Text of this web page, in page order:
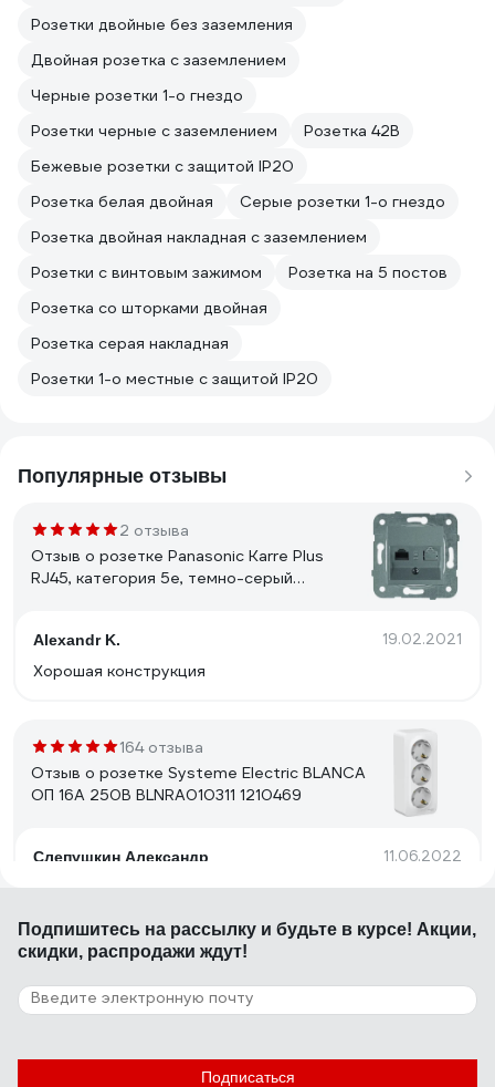
Розетки двойные без заземления
Двойная розетка с заземлением
Черные розетки 1-о гнездо
Розетки черные с заземлением
Розетка 42В
Бежевые розетки с защитой IP20
Розетка белая двойная
Серые розетки 1-о гнездо
Розетка двойная накладная с заземлением
Розетки с винтовым зажимом
Розетка на 5 постов
Розетка со шторками двойная
Розетка серая накладная
Розетки 1-о местные с защитой IP20
Популярные отзывы
2 отзыва
Отзыв о розетке Panasonic Karre Plus
RJ45, категория 5e, темно-серый
Alexandr K. 19.02.2021
Хорошая конструкция
164 отзыва
Отзыв о розетке Systeme Electric BLANCA
ОП 16А 250В BLNRA010311 1210469
Слепушкин Александр 11.06.2022
Нормальная качественная розетка
10 отзывов
Отзыв о розетке REXANT 2, 6P-4C 03-
0002
Подпишитесь на рассылку и будьте в курсе! Акции,
скидки, распродажи ждут!
Подписаться